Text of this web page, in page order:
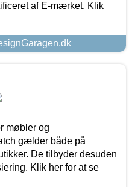
af E-mærket. Klik
møbler og
gælder både på
De tilbyder desuden
Klik her for at se